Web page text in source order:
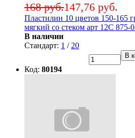
147,76 руб.
168 руб.
Пластилин 10 цветов 150-
мягкий со стеком арт 12С 875-
В наличии
Стандарт: 1 / 20
В
Код: 80194